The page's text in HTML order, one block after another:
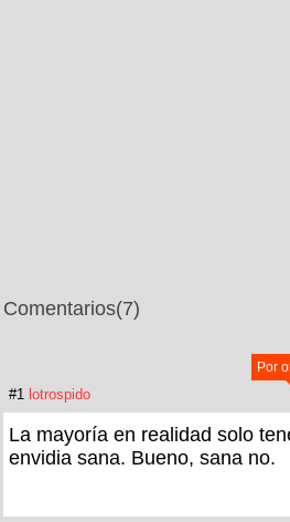
Comentarios(7)
Por
#1 lotrospido
La mayoría en realidad solo
envidia sana. Bueno, sana no.